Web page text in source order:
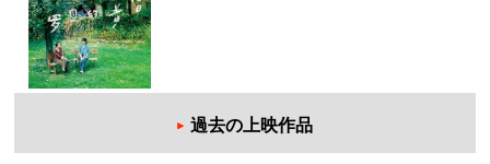
過去の上映作品